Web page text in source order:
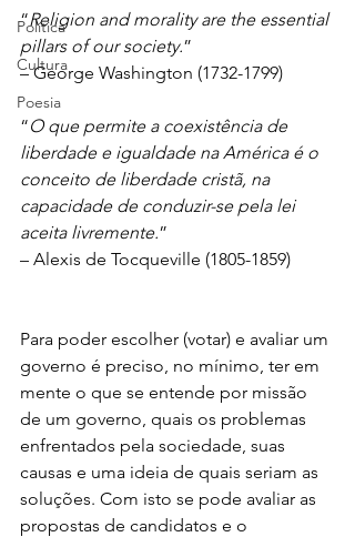
Política
Cultura
Poesia
“Religion and morality are the essential
pillars of our society.”
– George Washington (1732-1799)
“O que permite a coexistência de
liberdade e igualdade na América é o
conceito de liberdade cristã, na
capacidade de conduzir-se pela lei
aceita livremente.”
– Alexis de Tocqueville (1805-1859)
Para poder escolher (votar) e avaliar um
governo é preciso, no mínimo, ter em
mente o que se entende por missão
de um governo, quais os problemas
enfrentados pela sociedade, suas
causas e uma ideia de quais seriam as
soluções. Com isto se pode avaliar as
propostas de candidatos e o